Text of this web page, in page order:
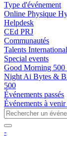
Type d'événement
Online Physique
Helpdesk
CEd PRJ
Communautés
Talents International
Special events
Good Morning 500
Night Ai Bytes &
500
Événements passés
Événements à venir
-